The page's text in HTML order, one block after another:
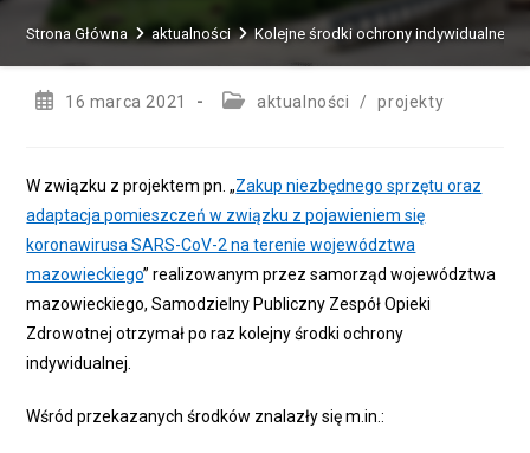
Strona Główna aktualności Kolejne środki ochrony indywidualnej
Post16 marca 2021
Postaktualności / projekty
W związku z projektem pn. „Zakup niezbędnego sprzętu oraz
adaptacja pomieszczeń w związku z pojawieniem się
koronawirusa SARS-CoV-2 na terenie województwa
mazowieckiego” realizowanym przez samorząd województwa
mazowieckiego, Samodzielny Publiczny Zespół Opieki
Zdrowotnej otrzymał po raz kolejny środki ochrony
indywidualnej.
Wśród przekazanych środków znalazły się m.in.: